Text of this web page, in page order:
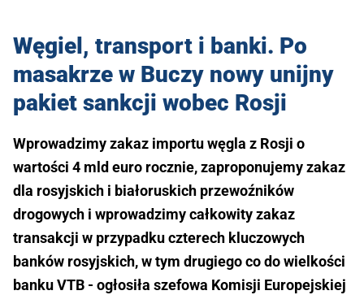
Węgiel, transport i banki. Po
masakrze w Buczy nowy unijny
pakiet sankcji wobec Rosji
Wprowadzimy zakaz importu węgla z Rosji o
wartości 4 mld euro rocznie, zaproponujemy zakaz
dla rosyjskich i białoruskich przewoźników
drogowych i wprowadzimy całkowity zakaz
transakcji w przypadku czterech kluczowych
banków rosyjskich, w tym drugiego co do wielkości
banku VTB - ogłosiła szefowa Komisji Europejskiej